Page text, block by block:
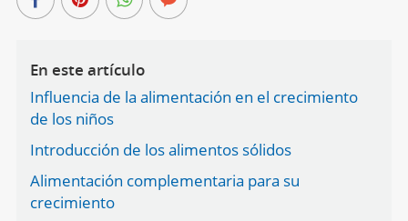
En este artículo
Influencia de la alimentación en el crecimiento
de los niños
Introducción de los alimentos sólidos
Alimentación complementaria para su
crecimiento